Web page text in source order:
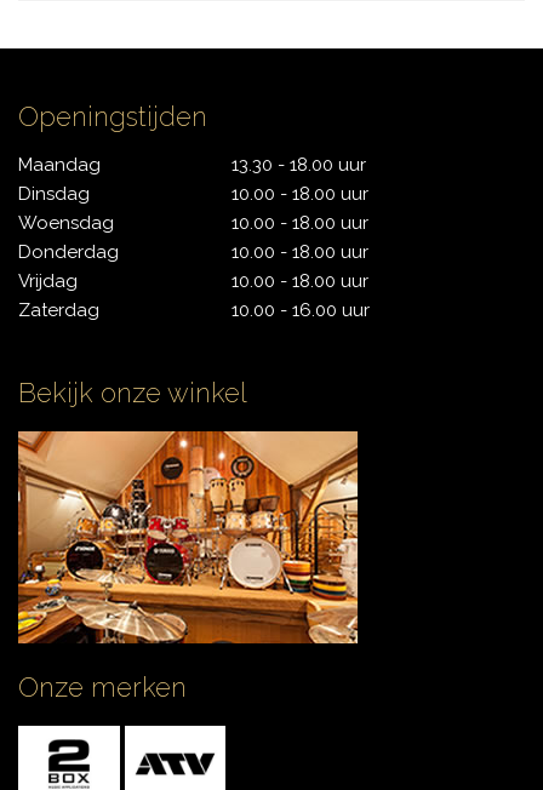
Openingstijden
Maandag
Dinsdag
Woensdag
Donderdag
Vrijdag
Zaterdag
13.30 - 18.00 uur
10.00 - 18.00 uur
10.00 - 18.00 uur
10.00 - 18.00 uur
10.00 - 18.00 uur
10.00 - 16.00 uur
Bekijk onze winkel
Onze merken